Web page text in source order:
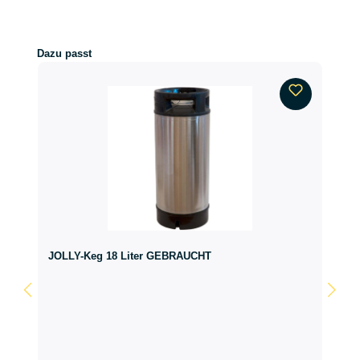
Produktgalerie überspringen
Dazu passt
JOLLY-Keg 18 Liter GEBRAUCHT